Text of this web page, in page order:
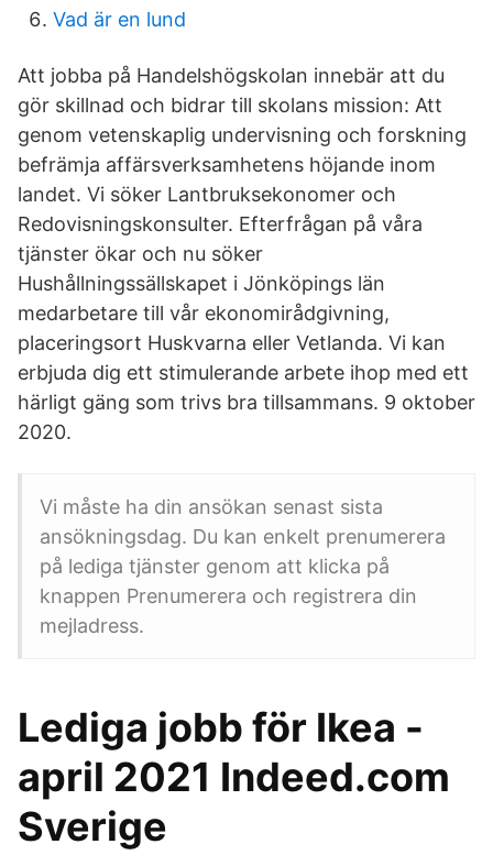
Vad är en lund
Att jobba på Handelshögskolan innebär att du
gör skillnad och bidrar till skolans mission: Att
genom vetenskaplig undervisning och forskning
befrämja affärsverksamhetens höjande inom
landet. Vi söker Lantbruksekonomer och
Redovisningskonsulter. Efterfrågan på våra
tjänster ökar och nu söker
Hushållningssällskapet i Jönköpings län
medarbetare till vår ekonomirådgivning,
placeringsort Huskvarna eller Vetlanda. Vi kan
erbjuda dig ett stimulerande arbete ihop med ett
härligt gäng som trivs bra tillsammans. 9 oktober
2020.
Vi måste ha din ansökan senast sista
ansökningsdag. Du kan enkelt prenumerera
på lediga tjänster genom att klicka på
knappen Prenumerera och registrera din
mejladress.
Lediga jobb för Ikea -
april 2021 Indeed.com
Sverige